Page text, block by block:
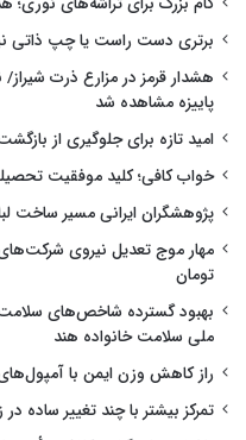
برتری دست راست یا چپ ذاتی
هشدار قرمز در مزارع ذرت
پاییزه مشاهده شد
امید تازه برای جلوگیری از
خواب کافی؛ کلید موفقیت
پژوهشگران ایرانی مسیر ساخت
تومان
بهبود گسترده شاخص‌های سلامت،
ملی سلامت خانواده هند
راز کاهش وزن ایمن با
تمرکز بیشتر با چند تغییر ساده